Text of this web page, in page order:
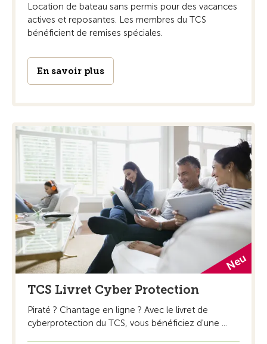
Location de bateau sans permis pour des vacances
actives et reposantes. Les membres du TCS
bénéficient de remises spéciales.
En savoir plus
TCS Livret Cyber Protection
Piraté ? Chantage en ligne ? Avec le livret de
cyberprotection du TCS, vous bénéficiez d'une ...